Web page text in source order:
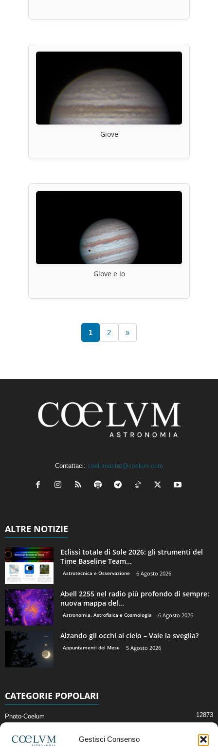
Gestisci Consenso
Giove
Giove e Io
1 2 »
Contattaci: coelumastro@coelum.com
ALTRE NOTIZIE
Eclissi totale di Sole 2026: gli strumenti del
Time Baseline Team...
Astrotecnica e Osservazione 6 Agosto 2026
Abell 2255 nel radio più profondo di sempre:
nuova mappa del...
Astronomia, Astrofisica e Cosmologia 6 Agosto 2026
Alzando gli occhi al cielo – Vale la sveglia?
Appuntamenti del Mese 5 Agosto 2026
CATEGORIE POPOLARI
Photo-Coelum 12873
News di Astronomia 2409